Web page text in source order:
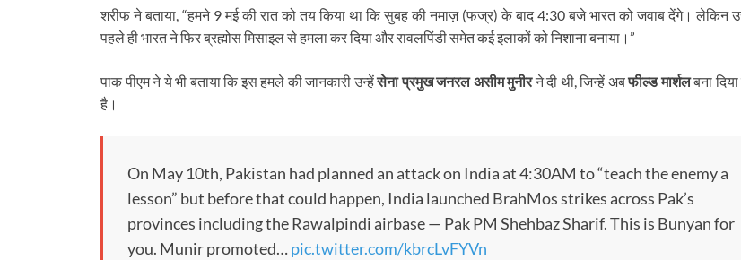
शरीफ ने बताया, “हमने 9 मई की रात को तय किया था कि सुबह की नमाज़ (फज्र) के बाद 4:30 बजे भारत को जवाब देंगे। लेकिन
पहले ही भारत ने फिर ब्रह्मोस मिसाइल से हमला कर दिया और रावलपिंडी समेत कई इलाकों को निशाना बनाया।”
पाक पीएम ने ये भी बताया कि इस हमले की जानकारी उन्हेंसेना प्रमुख जनरल असीम मुनीरने दी थी, जिन्हें अबफील्ड मार्शलबना दिया
है।
On May 10th, Pakistan had planned an attack on India at 4:30AM to “teach the enemy a
lesson” but before that could happen, India launched BrahMos strikes across Pak’s
provinces including the Rawalpindi airbase — Pak PM Shehbaz Sharif. This is Bunyan for
you. Munir promoted…pic.twitter.com/kbrcLvFYVn